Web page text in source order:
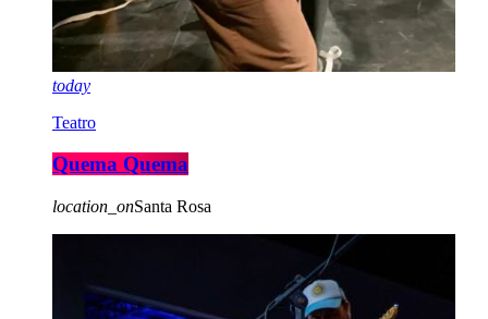
today
Teatro
Quema Quema
location_onSanta Rosa